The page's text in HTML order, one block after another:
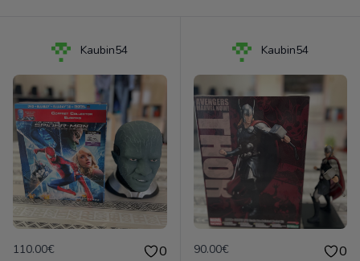
Kaubin54
110.00€ 0
Kaubin54
90.00€ 0